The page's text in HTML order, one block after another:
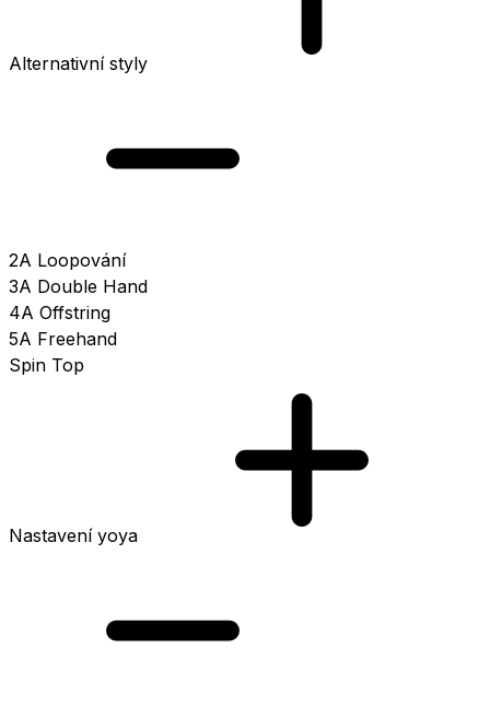
Alternativní styly
2A Loopování
3A Double Hand
4A Offstring
5A Freehand
Spin Top
Nastavení yoya